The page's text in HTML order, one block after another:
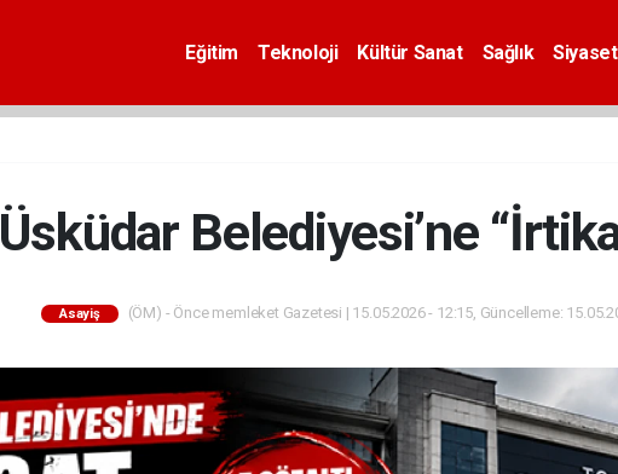
Eğitim Teknoloji Kültür Sanat Sağlık Siyaset
Üsküdar Belediyesi’ne
Asayiş (ÖM) - Önce memleket Gazetesi | 15.05.2026 - 12:15, Güncelleme: